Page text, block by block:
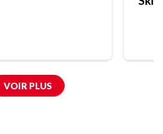
VOIR PLUS